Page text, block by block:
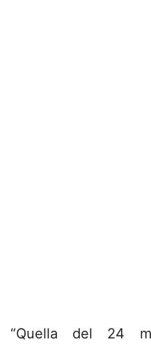
“Quella del 24